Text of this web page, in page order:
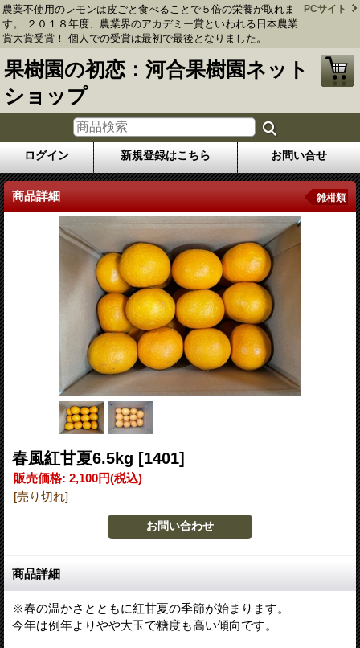
農薬不使用のレモンは皮ごと食べることで５倍の栄養が取れま
す。 ２０１８年度、農業界のアカデミー賞といわれる日本農業
賞大賞受賞！ 個人での受賞は最初で最後となりました。
PCサイト
果樹園の初恋：河合果樹園ネット
ショップ
ログイン 新規登録はこちら お問い合せ
商品詳細 雑柑類
春風紅甘夏6.5kg [1401]
販売価格: 2,100円(税込)
[売り切れ]
商品詳細
※春の温かさとともに紅甘夏の季節が始まります。
今年は例年よりやや大玉で糖度も高い傾向です。